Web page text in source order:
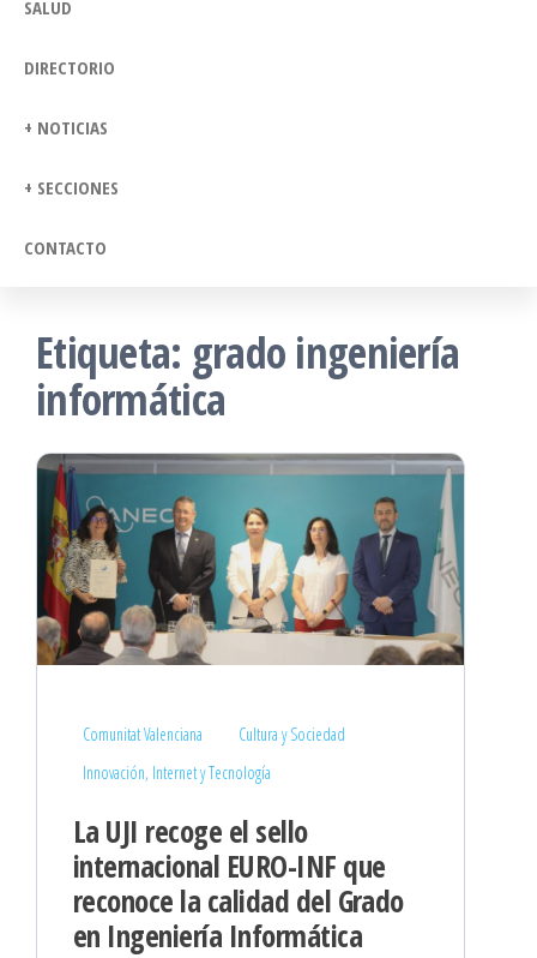
SALUD
DIRECTORIO
+ NOTICIAS
+ SECCIONES
CONTACTO
Etiqueta: grado ingeniería
informática
Comunitat Valenciana
Cultura y Sociedad
Innovación, Internet y Tecnología
La UJI recoge el sello
internacional EURO-INF que
reconoce la calidad del Grado
en Ingeniería Informática